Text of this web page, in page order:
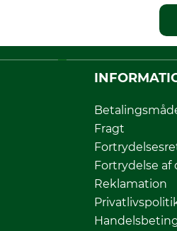
Fragt
Fortrydelse af
Reklamation